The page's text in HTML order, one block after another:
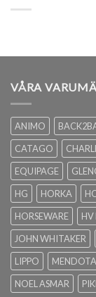
VÅRA
ANIMO
CATAGO
EQUIPAGE
HG
HORKA
HORSEWARE
HV
JOHN WHITAKER
LIPPO
MENDOTA
NOEL ASMAR